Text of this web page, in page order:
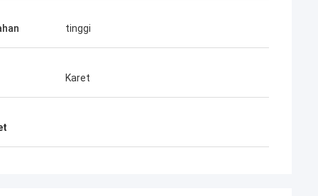
tinggi
Karet